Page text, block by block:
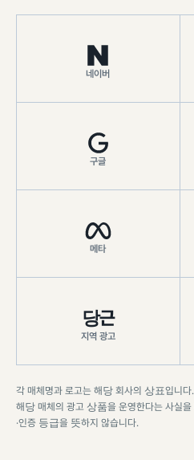
네이버
구글
메타
당근
지역 광고
각 매체명과 로고는 해당 회사의 상표입니
해당 매체의 광고 상품을 운영한다는 사실
·인증 등급을 뜻하지 않습니다.